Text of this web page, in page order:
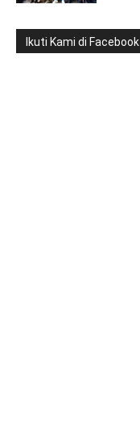
Ikuti Kami di Facebook